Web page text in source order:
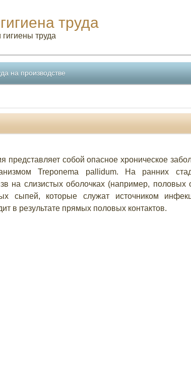
труда
труда
на производстве
представляет собой опасное хроническое
Treponema pallidum. На ранних
на слизистых оболочках (например, половых
сыпей, которые служат источником
в результате прямых половых контактов.